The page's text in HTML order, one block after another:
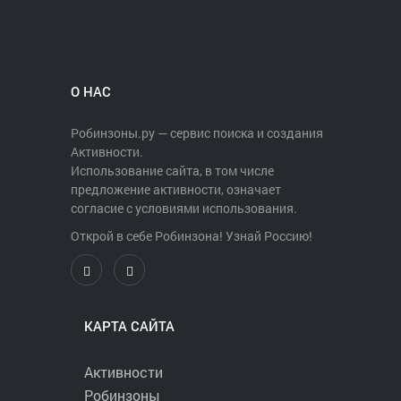
О НАС
Робинзоны.ру — сервис поиска и создания
Активности.
Использование сайта, в том числе
предложение активности, означает
согласие с условиями использования.
Открой в себе Робинзона! Узнай Россию!
КАРТА САЙТА
Активности
Робинзоны